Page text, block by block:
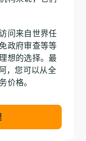
问来自世界任
政府审查等等
想的选择。最
，您可以从全
价格。